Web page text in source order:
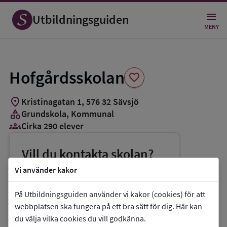
Vi använder kakor
På Utbildningsguiden använder vi kakor (cookies) för att
webbplatsen ska fungera på ett bra sätt för dig. Här kan
du välja vilka cookies du vill godkänna.
Utbildningsguiden MENY
Hofgårdsskolan favorite
Spara
som
favorit
location_on Kristinagatan 1, 576 32 Sävsjö
categoryGrundskola, Kommunal
groups_3Cirka 290 elever
Vill du kontakta skolan?
phoneTelefon:0382-15322
E-post: henrik.starkman@savsjo.se
link Webbplats:Hofgårdsskolan